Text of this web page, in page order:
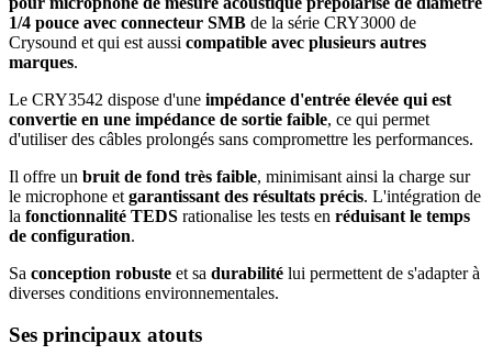
1/4 pouce avec connecteur SMB de la série CRY3000 de
Crysound et qui est aussi compatible avec plusieurs autres
marques.
Le CRY3542 dispose d'une impédance d'entrée élevée qui est
convertie en une impédance de sortie faible, ce qui permet
d'utiliser des câbles prolongés sans compromettre les performances.
Il offre un bruit de fond très faible, minimisant ainsi la charge sur
le microphone et garantissant des résultats précis. L'intégration de
la fonctionnalité TEDS rationalise les tests en réduisant le temps
de configuration.
Sa conception robuste et sa durabilité lui permettent de s'adapter à
diverses conditions environnementales.
Ses principaux atouts